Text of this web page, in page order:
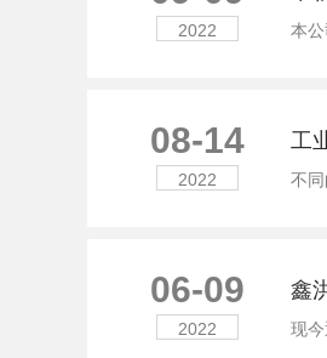
2022 本
08-14
2022
工
不
06-09
2022
鑫